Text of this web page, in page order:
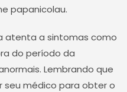
papanicolau.
atenta a sintomas como
do período da
Lembrando que
médico para obter o